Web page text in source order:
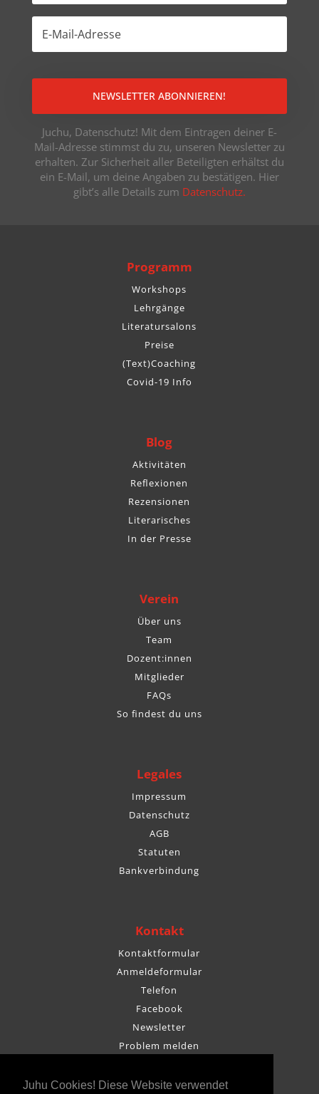
Juhu Cookies! Diese Website verwendet
NEWSLETTER ABONNIEREN!
Juchu, Datenschutz! Mit dem Eintragen deiner E-
Mail-Adresse stimmst du zu, unseren Newsletter zu
erhalten. Zur Sicherheit aller Beteiligten erhältst du
ein E-Mail, um deine Angaben zu bestätigen. Hier
gibt’s alle Details zum Datenschutz.
Programm
Workshops
Lehrgänge
Literatursalons
Preise
(Text)Coaching
Covid-19 Info
Blog
Aktivitäten
Reflexionen
Rezensionen
Literarisches
In der Presse
Verein
Über uns
Team
Dozent:innen
Mitglieder
FAQs
So findest du uns
Legales
Impressum
Datenschutz
AGB
Statuten
Bankverbindung
Kontakt
Kontaktformular
Anmeldeformular
Telefon
Facebook
Newsletter
Problem melden